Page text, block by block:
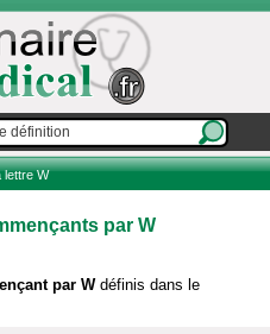
lettre W
par W
par Wdéfinis dans le